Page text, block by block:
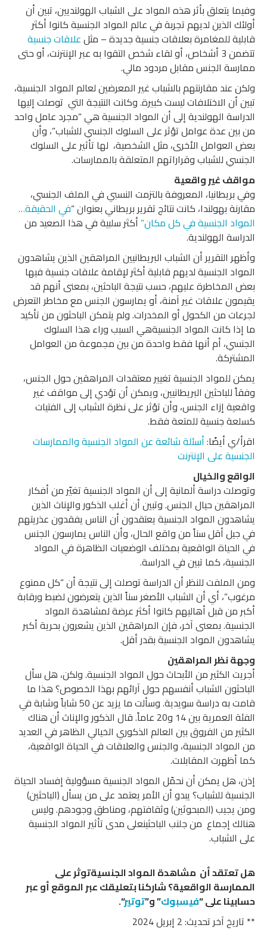
وفيما يتعلق بأثر هذه المواد على الشباب الهولنديين، تبين أن
أولئك الذين لديهم تجربة في عالم المواد الجنسية كانوا أكثر
قابلية للمغامرة بعلاقات جنسية جديدة – مثلعلاقات جنسية
تتضمن 3 أشخاص، أو لقاء شخص التقوا به عبر الإنترنت، أو حتى
ممارسة الجنس مقابل مردود مالي.
ولكن عند مقارنتهم بالشباب غير المعرضين لعالم المواد الجنسية،
تبين أن الاختلافات ليست كبيرة. وكانت النتيجة التي توصلت إليها
الدراسة الهولندية إلى أن المواد الجنسية هي “مجرد عامل واحد
من بين عدة عوامل تؤثر على السلوك الجنسي للشباب”، وأن
بعض العوامل الأخرى، مثل الشخصية، لها تأثير على السلوك
الجنسي للشباب وقراراتهم المتعلقة بالممارسات.
مواقف غير واقعية
وفي بريطانيا، المعروفة بالتزمت النسبي في الملف الجنسي،
مقارنة بهولندا، كانت نتائج تقرير بريطاني بعنوان “في الحقيقة…
المواد الجنسية في كل مكان” أكثر سلبية في هذا الصعيد من
الدراسة الهولندية.
وأظهر التقرير أن الشباب البريطانيين المراهقين الذين يشاهدون
المواد الجنسية لديهم قابلية أكثر لإقامة علاقات جنسية فيها
بعض المخاطرة عليهم، حسب نتيجة الباحثين، بمعنى أنهم قد
يقيمون علاقات غير آمنة، أو يمارسون الجنس مع مخاطر التعرض
لجرعات من الكحول أو المخدرات. ولم يتمكن الباحثون من تأكيد
ما إذا كانت المواد الجنسيةهي السبب وراء هذا السلوك
الجنسي، أم أنها فقط واحدة من بين مجموعة من العوامل
المشتركة.
يمكن للمواد الجنسية تغيير معتقدات المراهقين حول الجنس،
وفقاً للباحثين البريطانيين، ويمكن أن تؤدي إلى مواقف غير
واقعية إزاء الجنس، وأن تؤثر على نظرة الشباب إلى الفتيات
كسلعة جنسية للمتعة فقط.
اقرأ/ي أيضًا:أسئلة شائعة عن المواد الجنسية والممارسات
الجنسية على الإنترنت
الواقع والخيال
وتوصلت دراسة ألمانية إلى أن المواد الجنسية تغيّر من أفكار
المراهقين حيال الجنس. وتبين أن أغلب الذكور والإناث الذين
يشاهدون المواد الجنسية يعتقدون أن الناس يفقدون عذريتهم
في جيل أقل سناً من واقع الحال، وأن الناس يمارسون الجنس
في الحياة الواقعية بمختلف الوضعيات الظاهرة في المواد
الجنسية، كما تبين في الدراسة.
ومن الملفت للنظر أن الدراسة توصلت إلى نتيجة أن “كل ممنوع
مرغوب”، أي أن الشباب الأصغر سناً الذين يتعرضون لضبط ورقابة
أكبر من قبل أهاليهم كانوا أكثر عرضة لمشاهدة المواد
الجنسية. بمعنى آخر، فإن المراهقين الذين يشعرون بحرية أكبر
يشاهدون المواد الجنسية بقدر أقل.
وجهة نظر المراهقين
أجريت الكثير من الأبحاث حول المواد الجنسية. ولكن، هل سأل
الباحثون الشباب أنفسهم حول آرائهم بهذا الخصوص؟ هذا ما
قامت به دراسة سويدية. وسألت ما يزيد عن 50 شاباً وشابة في
الفئة العمرية بين 14 و20 عاماً. قال الذكور والإناث أن هناك
الكثير من الفروق بين العالم الذكوري الخيالي الظاهر في العديد
من المواد الجنسية، والجنس والعلاقات في الحياة الواقعية،
كما أظهرت المقابلات.
إذن، هل يمكن أن نحمّل المواد الجنسية مسؤولية إفساد الحياة
الجنسية للشباب؟ يبدو أن الأمر يعتمد على من يسأل (الباحثين)
ومن يجيب (المبحوثين) وثقافتهم، ومناطق وجودهم. وليس
هنالك إجماع من جلنب الباحثينعلى مدى تأثير المواد الجنسية
على الشباب.
هل تعتقد أن مشاهدة المواد الجنسيةتوثر على
الممارسة الواقعية؟ شاركنا بتعليقك عبر الموقع أو عبر
حسابينا على “فيسبوك” و”توتير“.
** تاريخ آخر تحديث: 2 إبريل 2024